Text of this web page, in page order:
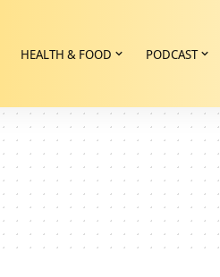
HEALTH & FOOD PODCAST